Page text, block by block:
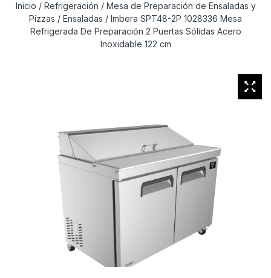
Inicio / Refrigeración / Mesa de Preparación de Ensaladas y
Pizzas / Ensaladas / Imbera SPT48-2P 1028336 Mesa
Refrigerada De Preparación 2 Puertas Sólidas Acero
Inoxidable 122 cm